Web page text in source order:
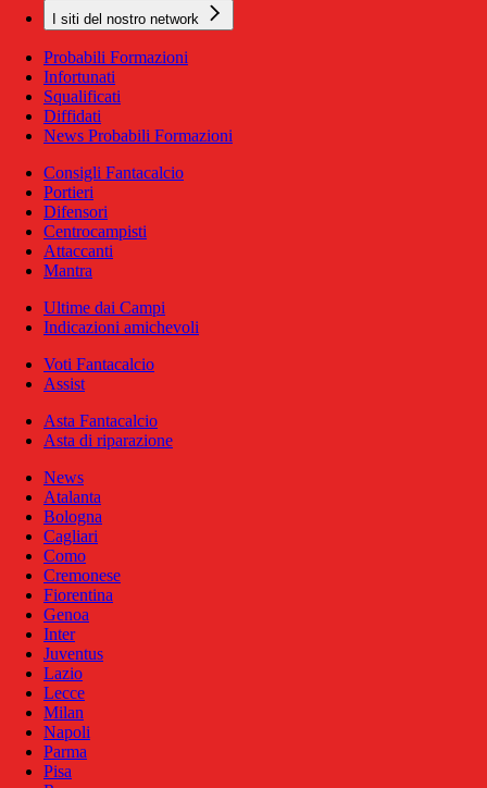
I siti del nostro network
Probabili Formazioni
Infortunati
Squalificati
Diffidati
News Probabili Formazioni
Consigli Fantacalcio
Portieri
Difensori
Centrocampisti
Attaccanti
Mantra
Ultime dai Campi
Indicazioni amichevoli
Voti Fantacalcio
Assist
Asta Fantacalcio
Asta di riparazione
News
Atalanta
Bologna
Cagliari
Como
Cremonese
Fiorentina
Genoa
Inter
Juventus
Lazio
Lecce
Milan
Napoli
Parma
Pisa